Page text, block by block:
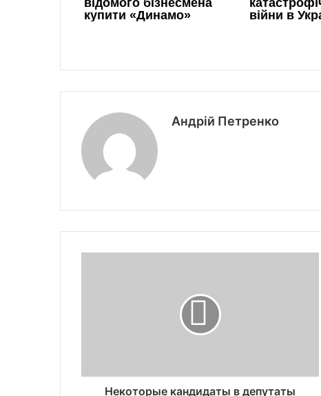
Андрій Петренко
Некоторые кандидаты в депутаты